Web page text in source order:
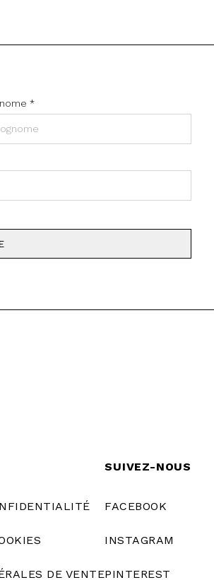
*
DE VENTE
SUIVEZ-NOUS
FACEBOOK
INSTAGRAM
PINTEREST